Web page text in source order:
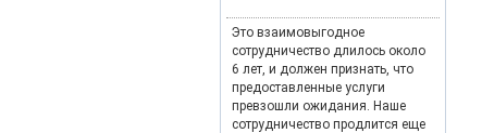
Это взаимовыгодное
сотрудничество длилось около
6 лет, и должен признать, что
предоставленные услуги
превзошли ожидания. Наше
сотрудничество продлится еще